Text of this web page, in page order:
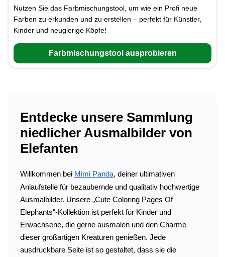
Nutzen Sie das Farbmischungstool, um wie ein Profi neue
Farben zu erkunden und zu erstellen – perfekt für Künstler,
Kinder und neugierige Köpfe!
Farbmischungstool ausprobieren
Entdecke unsere Sammlung
niedlicher Ausmalbilder von
Elefanten
Willkommen bei Mimi Panda, deiner ultimativen
Anlaufstelle für bezaubernde und qualitativ hochwertige
Ausmalbilder. Unsere „Cute Coloring Pages Of
Elephants“-Kollektion ist perfekt für Kinder und
Erwachsene, die gerne ausmalen und den Charme
dieser großartigen Kreaturen genießen. Jede
ausdruckbare Seite ist so gestaltet, dass sie die